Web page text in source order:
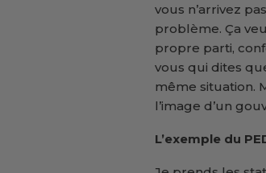
vous n’arrivez
problème. Ça
propre parti,
vous qui dites
même situation.
l’image d’un
L’exemple du